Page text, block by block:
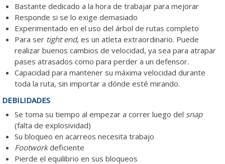
Bastante dedicado a la hora de trabajar para mejorar
Responde si se lo exige demasiado
Experimentado en el uso del árbol de rutas completo
Para ser tight end, es un atleta extraordinario. Puede
realizar buenos cambios de velocidad, ya sea para atrapar
pases atrasados como para perder a un defensor.
Capacidad para mantener su máxima velocidad durante
toda la ruta, sin importar a dónde esté mirando.
DEBILIDADES
Se toma su tiempo al empezar a correr luego del snap
(falta de explosividad)
Su bloqueo en acarreos necesita trabajo
Footworkdeficiente
Pierde el equilibrio en sus bloqueos